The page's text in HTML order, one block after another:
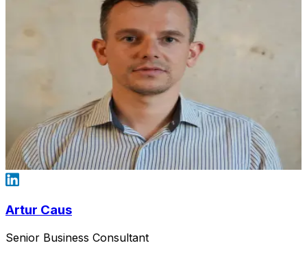
Artur Caus
Senior Business Consultant